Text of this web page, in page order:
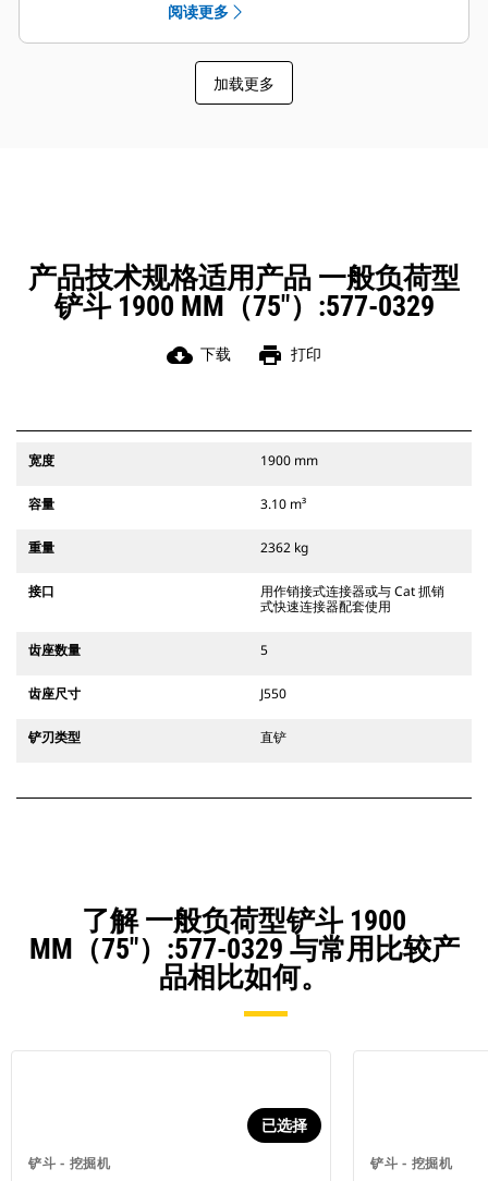
能铲斗配有可优化挖掘力的凹销，当
与 Cat 抓销式快速连接器配套使用
时，可加速铲斗工作循环。
此外，Cat 抓销式快速连接器还允许操
作员反向连接铲斗，从而更容易地对
此外，还提供挖渠宽度连接器。
与 CW 专用连接器系统兼容的附件采
用固定式快速连接器铰接件。CW 专用
连接器采用楔式锁定系统，确保始终
稳固地连接附件。
CW 专用连接器适用于所有履带式挖掘
阅读更多
加载更多
产品技术规格适用产品 一般负荷型
铲斗 1900 MM（75"）:577-0329
cloud_download 下载 print 打印
宽度 1900 mm
容量 3.10 m³
重量 2362 kg
接口
用作销接式连接器或与 Cat 抓销
式快速连接器配套使用
齿座数量 5
齿座尺寸 J550
铲刃类型 直铲
了解 一般负荷型铲斗 1900
MM（75"）:577-0329 与常用比较产
品相比如何。
铲斗 - 挖掘机
已选择
铲斗 - 挖掘机